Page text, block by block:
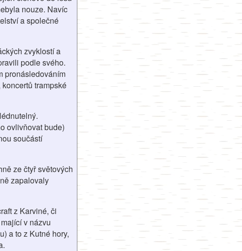
nouze. Navíc
a společné
zvyklostí a
podle svého.
pronásledováním
trampské
ovlivňovat bude)
součástí
ze čtyř světových
zapalovaly
z Karviné, či
v názvu
a to z Kutné hory,